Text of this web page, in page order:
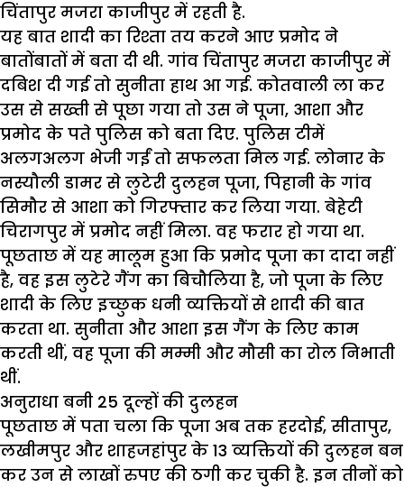
चिंतापुर मजरा काजीपुर में रहती है.
यह बात शादी का रिश्ता तय करने आए प्रमोद ने
बातोंबातों में बता दी थी. गांव चिंतापुर मजरा काजीपुर में
दबिश दी गई तो सुनीता हाथ आ गई. कोतवाली ला कर
उस से सख्ती से पूछा गया तो उस ने पूजा, आशा और
प्रमोद के पते पुलिस को बता दिए. पुलिस टीमें
अलगअलग भेजी गईं तो सफलता मिल गई. लोनार के
नस्यौली डामर से लुटेरी दुलहन पूजा, पिहानी के गांव
सिमौर से आशा को गिरफ्तार कर लिया गया. बेहेटी
चिरागपुर में प्रमोद नहीं मिला. वह फरार हो गया था.
पूछताछ में यह मालूम हुआ कि प्रमोद पूजा का दादा नहीं
है, वह इस लुटेरे गैंग का बिचौलिया है, जो पूजा के लिए
शादी के लिए इच्छुक धनी व्यक्तियों से शादी की बात
करता था. सुनीता और आशा इस गैंग के लिए काम
करती थीं, वह पूजा की मम्मी और मौसी का रोल निभाती
थीं.
अनुराधा बनी 25 दूल्हों की दुलहन
पूछताछ में पता चला कि पूजा अब तक हरदोई, सीतापुर,
लखीमपुर और शाहजहांपुर के 13 व्यक्तियों की दुलहन बन
कर उन से लाखों रुपए की ठगी कर चुकी है. इन तीनों को